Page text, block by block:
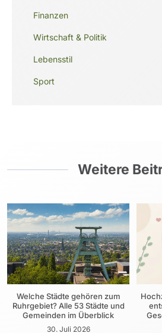
Finanzen
Wirtschaft & Politik
Lebensstil
Sport
Weitere
Welche Städte gehören zum
Ruhrgebiet? Alle 53 Städte und
Gemeinden im Überblick
30. Juli 2026